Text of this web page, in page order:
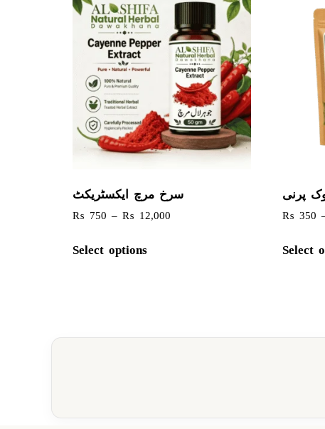
سرخ مرچ ایکسٹریکٹ
₨ 750 – ₨ 12,000
Select options
پرنی
₨ 350
Select